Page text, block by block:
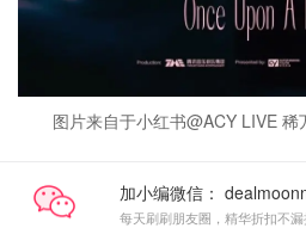
图片来自于小红书@ACY LIVE
加小编微信：
每天刷刷朋友圈，精华折扣不